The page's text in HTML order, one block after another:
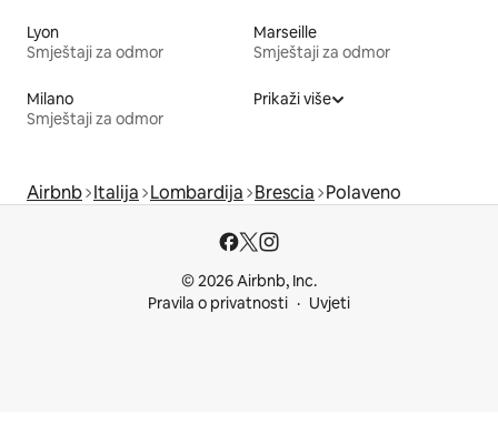
Lyon
Smještaji za odmor
Marseille
Smještaji za odmor
Milano
Smještaji za odmor
Prikaži više
Airbnb Italija Lombardija Brescia Polaveno
© 2026 Airbnb, Inc.
Pravila o privatnosti
Uvjeti